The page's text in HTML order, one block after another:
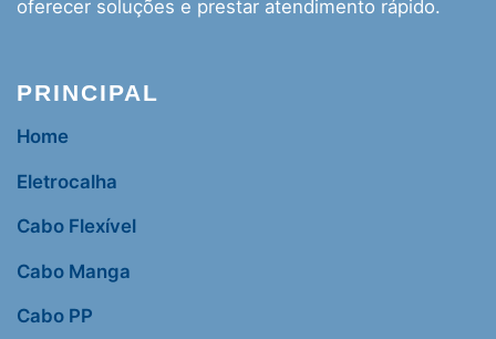
oferecer soluções e prestar atendimento rápido.
PRINCIPAL
Home
Eletrocalha
Cabo Flexível
Cabo Manga
Cabo PP